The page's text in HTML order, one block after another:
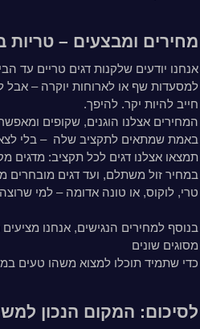
הערות נוספות:
מחירים ומבצעים –
אנחנו יודעים שלקנות דגים טריים עד
למסעדות שף או לארוחות יוקרה –
חייב להיות יקר. להיפך.
המחירים אצלנו הוגנים, שקופים
באמת שמתאים לתקציב שלה – בלי
תמצאו אצלנו דגים לכל תקציב: מדגים
במחיר זול משתלם, ועד דגים מובחרים
טרי, לוקוס, או טונה אדומה – למי
בנוסף למחירים הנגישים, אנחנו
מסוגים שונים
כדי שתמיד תוכלו למצוא משהו טעים
לסיכום: המקום הנכון